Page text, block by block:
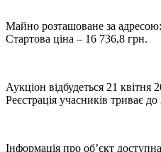
Майно розташоване за
Стартова ціна – 16 736,8 грн.
Аукціон відбудеться 21 квітня
Реєстрація учасників триває
Інформація про об’єкт